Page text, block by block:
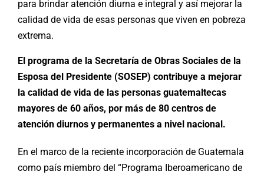
para brindar atención diurna e integral y así mejorar la
calidad de vida de esas personas que viven en pobreza
extrema.
El programa de la Secretaría de Obras Sociales de la
Esposa del Presidente (SOSEP) contribuye a mejorar
la calidad de vida de las personas guatemaltecas
mayores de 60 años, por más de 80 centros de
atención diurnos y permanentes a nivel nacional.
En el marco de la reciente incorporación de Guatemala
como país miembro del “Programa Iberoamericano de